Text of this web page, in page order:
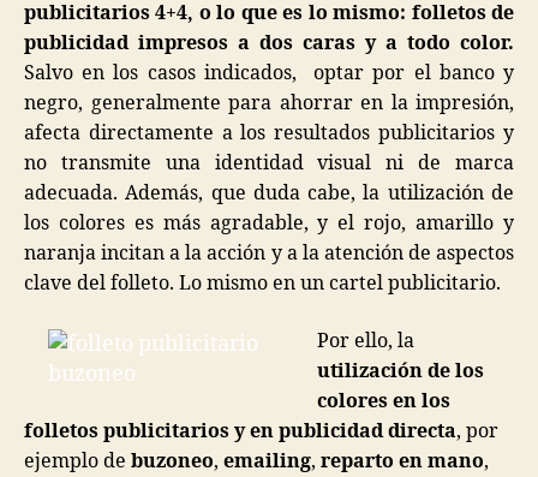
publicitarios 4+4, o lo que es lo mismo: folletos de
publicidad impresos a dos caras y a todo color.
Salvo en los casos indicados, optar por el banco y
negro, generalmente para ahorrar en la impresión,
afecta directamente a los resultados publicitarios y
no transmite una identidad visual ni de marca
adecuada. Además, que duda cabe, la utilización de
los colores es más agradable, y el rojo, amarillo y
naranja incitan a la acción y a la atención de aspectos
clave del folleto. Lo mismo en un cartel publicitario.
Por ello, la
utilización de los
colores en los
folletos publicitarios y en publicidad directa, por
ejemplo de buzoneo, emailing, reparto en mano,